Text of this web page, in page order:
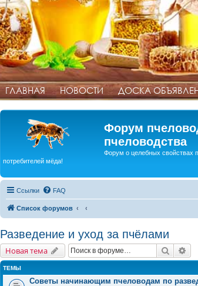
ГЛАВНАЯ НОВОСТИ ДОСКА
Форум
пчеловодства
Форум о целебных свойствах
потребителей мёда!
Ссылки FAQ
Список форумов
Разведение и уход за пчёлами
Новая тема Поиск
ТЕМЫ
Советы начинающим пчеловодам по